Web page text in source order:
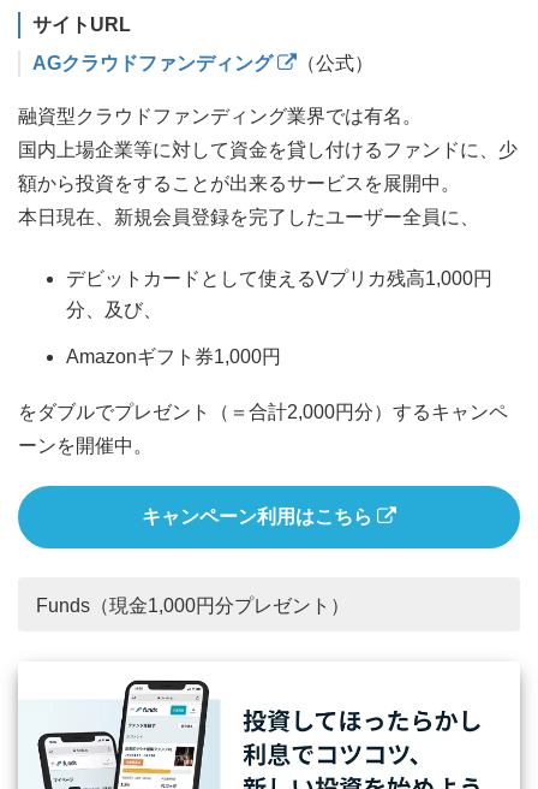
サイトURL
AGクラウドファンディング
（公式）
融資型クラウドファンディング業界では有名。
国内上場企業等に対して資金を貸し付けるファンドに、少
額から投資をすることが出来るサービスを展開中。
本日現在、新規会員登録を完了したユーザー全員に、
デビットカードとして使えるVプリカ残高1,000円
分、及び、
Amazonギフト券1,000円
をダブルでプレゼント（＝合計2,000円分）するキャンペ
ーンを開催中。
キャンペーン利用はこちら
Funds（現金1,000円分プレゼント）